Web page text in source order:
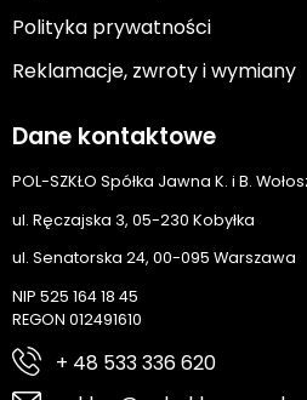
Polityka prywatności
Reklamacje, zwroty i wymiany
Dane kontaktowe
POL-SZKŁO Spółka Jawna K. i B.
ul. Ręczajska 3, 05-230 Kobyłka
ul. Senatorska 24, 00-095 Warszawa
NIP 525 164 18 45
REGON 012491610
+ 48 533 336 620